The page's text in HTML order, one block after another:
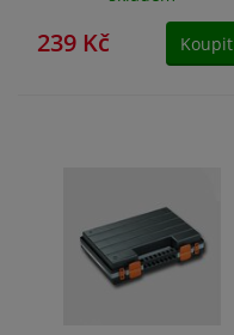
239 Kč Koupit